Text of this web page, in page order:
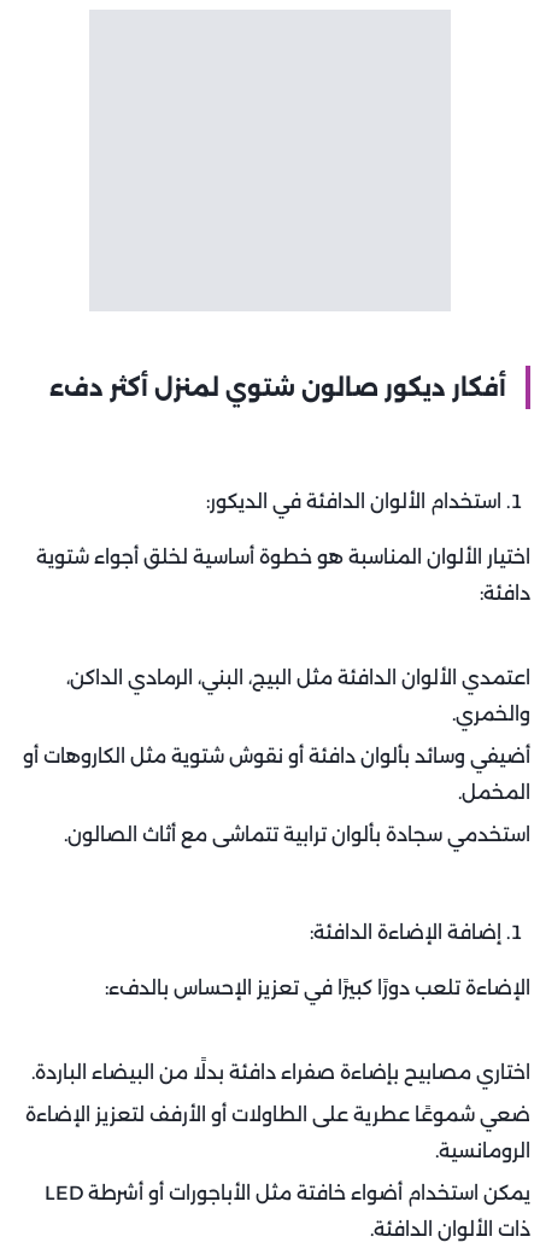
أفكار ديكور صالون شتوي لمنزل أكثر دفء
استخدام الألوان الدافئة في الديكور:
اختيار الألوان المناسبة هو خطوة أساسية لخلق أجواء شتوية
دافئة:
اعتمدي الألوان الدافئة مثل البيج، البني، الرمادي الداكن،
والخمري.
أضيفي وسائد بألوان دافئة أو نقوش شتوية مثل الكاروهات أو
المخمل.
استخدمي سجادة بألوان ترابية تتماشى مع أثاث الصالون.
إضافة الإضاءة الدافئة:
الإضاءة تلعب دورًا كبيرًا في تعزيز الإحساس بالدفء:
اختاري مصابيح بإضاءة صفراء دافئة بدلًا من البيضاء الباردة.
ضعي شموعًا عطرية على الطاولات أو الأرفف لتعزيز الإضاءة
الرومانسية.
يمكن استخدام أضواء خافتة مثل الأباجورات أو أشرطة LED
ذات الألوان الدافئة.